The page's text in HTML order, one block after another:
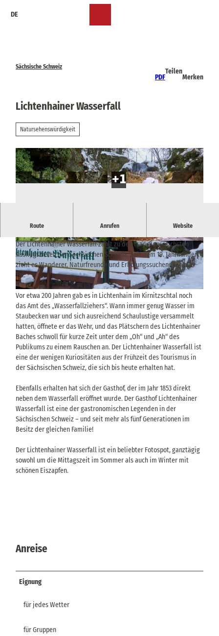
DE
Sächsische Schweiz
PDF
Teilen
Merken
Lichtenhainer Wasserfall
Natursehenswürdigkeit
© viawww.saechsische-schweiz.de, Yvonne Brückner | CC-BY-SA
© via www.saechsische-schweiz.de, Marko Förs
CC-BY
© via www.saechsische-schweiz.de, AchimMeur
er |
CC-BY-SA
Route Anrufen Website
Ein historisches Wasserschauspiel, das zu den ältesten
Der Lichtenhainer Wasserfall zählt zu den traditionsreichsten
Ausflugszielen der Sächsischen Schweiz. Seit dem 19. Jahrhundert
zieht es Wanderer, Naturfreunde und Erholungssuchende in das
Tal.
Vor etwa 200 Jahren gab es in Lichtenhain im Kirnitzschtal noch
das Amt des „Wasserfallziehers“. Wann immer genug Wasser im
Staubecken war und sich ausreichend Schaulustige versammelt
hatten, öffnete er das Wehr, und das Plätschern des Lichtenhainer
Baches schwoll für kurze Zeit unter dem „Oh“ und „Ah“ des
Publikums zu einem Rauschen an. Der Lichtenhainer Wasserfall ist
eine der wenigen Kuriositäten aus der Frühzeit des Tourismus in
der Sächsischen Schweiz, die sich bis heute erhalten hat.
Ebenfalls erhalten hat sich der Gasthof, der im Jahr 1853 direkt
neben dem Wasserfall eröffnet wurde. Der Gasthof Lichtenhainer
Wasserfall ist eine der gastronomischen Legenden in der
Sächsischen Schweiz – und seit mehr als fünf Generationen im
Besitz der gleichen Familie!
Der Lichtenhainer Wasserfall ist ein beliebter Fotospot, ganztägig
sowohl um die Mittagszeit im Sommer als auch im Winter mit
schönen Eiszapfen.
Anreise
Eignung
für jedes Wetter
für Gruppen